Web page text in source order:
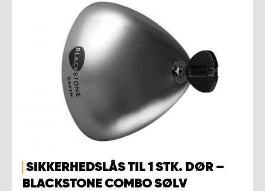
SIKKERHEDSLÅS TIL 1 STK. DØR –
BLACKSTONE COMBO SØLV